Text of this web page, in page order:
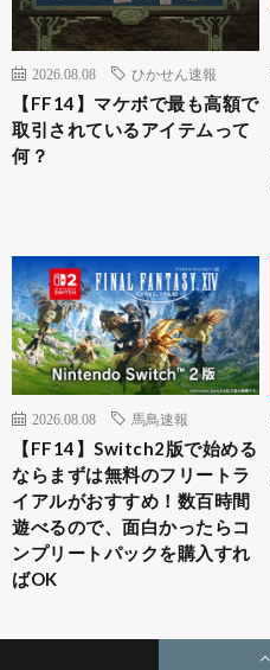
2026.08.08 ひかせん速報
【FF14】マケボで最も高額で
取引されているアイテムって
何？
2026.08.08 馬鳥速報
【FF14】Switch2版で始める
ならまずは無料のフリートラ
イアルがおすすめ！数百時間
遊べるので、面白かったらコ
ンプリートパックを購入すれ
ばOK